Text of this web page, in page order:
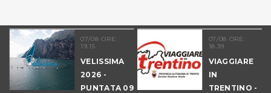
07/08 ORE:
19.15
VELISSIMA
2026 -
PUNTATA 09
07/08 ORE:
18.39
VIAGGIARE
IN
TRENTINO -